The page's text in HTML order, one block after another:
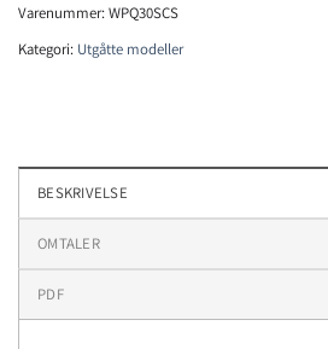
Varenummer:WPQ30SCS
Kategori: Utgåtte modeller
BESKRIVELSE
OMTALER
PDF